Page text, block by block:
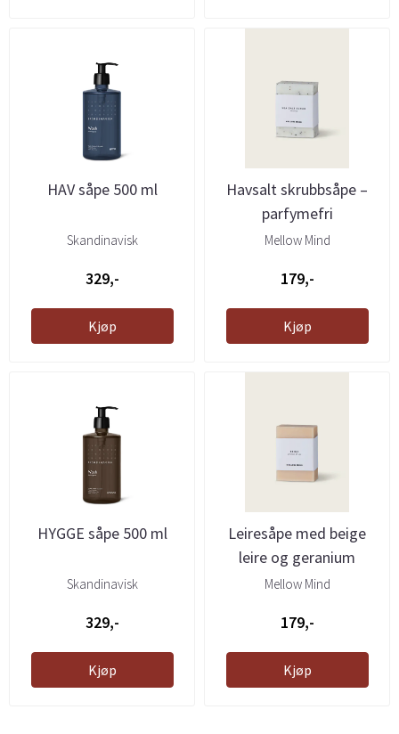
HAV såpe 500 ml
Skandinavisk
329,-
Kjøp
Havsalt skrubbsåpe –
parfymefri
Mellow Mind
179,-
Kjøp
HYGGE såpe 500 ml
Skandinavisk
329,-
Kjøp
Leiresåpe med beige
leire og geranium
Mellow Mind
179,-
Kjøp